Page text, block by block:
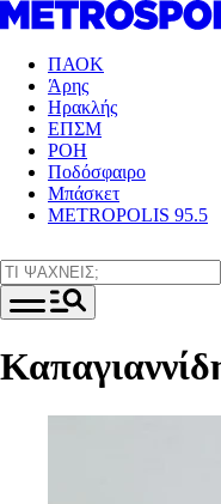
ΠΑΟΚ
Άρης
Ηρακλής
ΕΠΣΜ
ΡΟΗ
Ποδόσφαιρο
Μπάσκετ
METROPOLIS 95.5